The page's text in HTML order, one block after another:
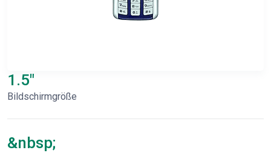
1.5"
Bildschirmgröße
&nbsp;